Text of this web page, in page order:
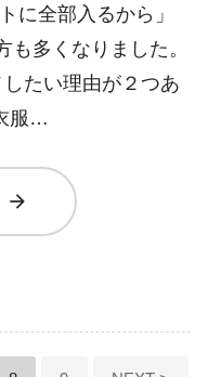
に全部入るから」
多くなりました。
たい理由が２つあ
服…
arrow_forward